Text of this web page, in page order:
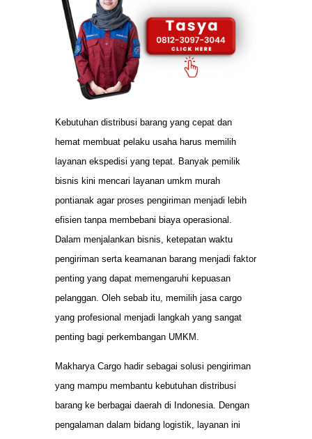
Kebutuhan distribusi barang yang cepat dan
hemat membuat pelaku usaha harus memilih
layanan ekspedisi yang tepat. Banyak pemilik
bisnis kini mencari layanan umkm murah
pontianak agar proses pengiriman menjadi lebih
efisien tanpa membebani biaya operasional.
Dalam menjalankan bisnis, ketepatan waktu
pengiriman serta keamanan barang menjadi faktor
penting yang dapat memengaruhi kepuasan
pelanggan. Oleh sebab itu, memilih jasa cargo
yang profesional menjadi langkah yang sangat
penting bagi perkembangan UMKM.
Makharya Cargo hadir sebagai solusi pengiriman
yang mampu membantu kebutuhan distribusi
barang ke berbagai daerah di Indonesia. Dengan
pengalaman dalam bidang logistik, layanan ini